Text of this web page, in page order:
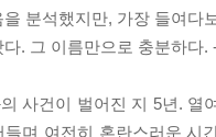
분석했지만, 가장 들여다
. 그 이름만으로 충분하다.
사건이 벌어진 지 5년.
들며 여전히 혼란스러운 시